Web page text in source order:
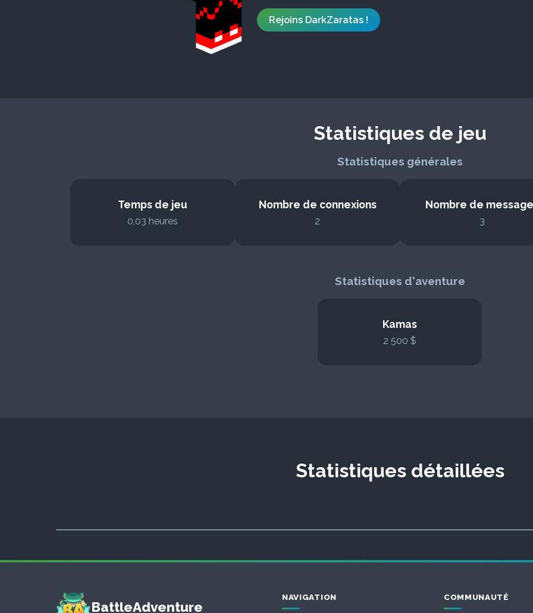
Rejoins DarkZaratas !
Statistiques de jeu
Statistiques générales
Temps de jeu
0,03 heures
Nombre de connexions
2
Nombre de
3
Statistiques d'aventure
Kamas
2 500 $
Statistiques détaillées
BattleAdventure
NAVIGATION COMMUNAUTÉ